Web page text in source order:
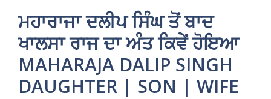
ਮਹਾਰਾਜਾ ਦਲੀਪ ਸਿੰਘ ਤੋਂ ਬਾਦ
ਖਾਲਸਾ ਰਾਜ ਦਾ ਅੰਤ ਕਿਵੇਂ ਹੋਇਆ
MAHARAJA DALIP SINGH
DAUGHTER | SON | WIFE